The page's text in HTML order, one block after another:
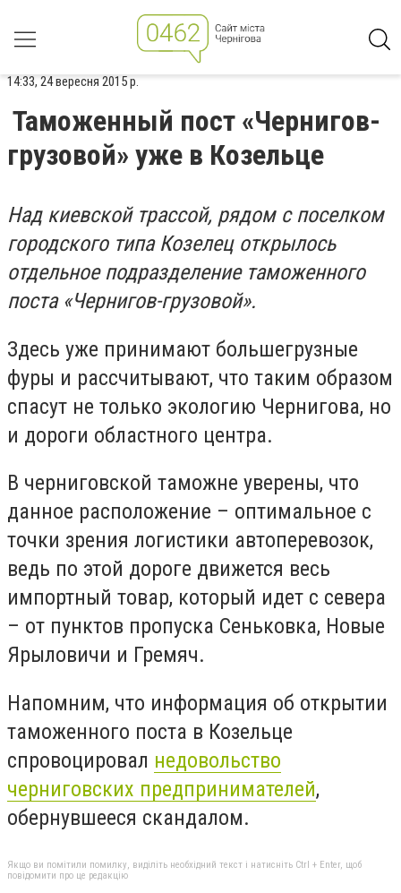
14:33, 24 вересня 2015 р.
Таможенный пост «Чернигов-
грузовой» уже в Козельце
Над киевской трассой, рядом с поселком
городского типа Козелец открылось
отдельное подразделение таможенного
поста «Чернигов-грузовой».
Здесь уже принимают большегрузные
фуры и рассчитывают, что таким образом
спасут не только экологию Чернигова, но
и дороги областного центра.
В черниговской таможне уверены, что
данное расположение – оптимальное с
точки зрения логистики автоперевозок,
ведь по этой дороге движется весь
импортный товар, который идет с севера
– от пунктов пропуска Сеньковка, Новые
Ярыловичи и Гремяч.
Напомним, что информация об открытии
таможенного поста в Козельце
спровоцировал недовольство
черниговских предпринимателей,
обернувшееся скандалом.
Якщо ви помітили помилку, виділіть необхідний текст і натисніть Ctrl + Enter, щоб
повідомити про це редакцію